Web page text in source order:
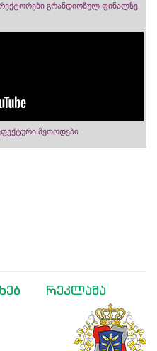
გრანდიოზულ ფინალზე
მეთოდები
რეკლამა